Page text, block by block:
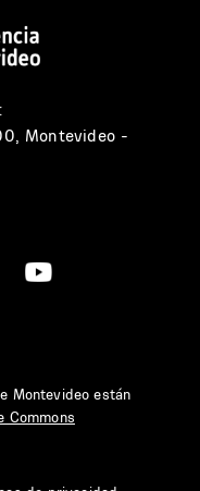
Montevideo -
Montevideo están
Commons